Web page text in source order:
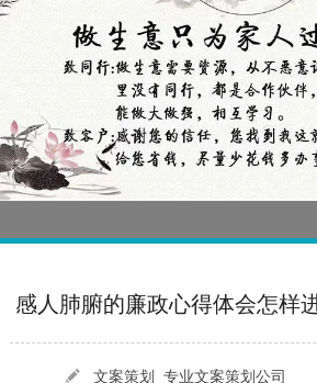
实体门店如何做网络推广吸引客户，实体店网络营销技巧...
[2022-05-04] 污水处理设备厂家产品如何做网络推广（污水处理项目网...
[2022-03-27] 疫情当下公司企业品牌网络营销策划推广怎么做，国内知...
[2022-05-04] 污水处理设备厂家产品如何做网络推广（污水处理项目网...
感人肺腑的廉政心得体会怎样
文案策划_专业文案策划公司